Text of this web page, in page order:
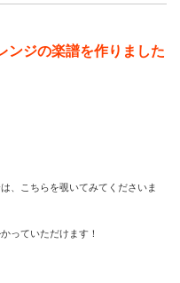
ンジの楽譜を作りました
、こちらを覗いてみてくださいま
っていただけます！